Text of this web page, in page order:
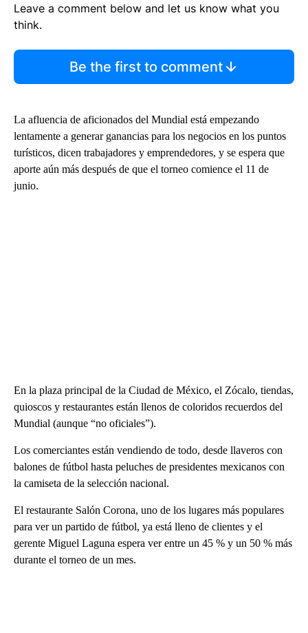
Leave a comment below and let us know what you
think.
Be the first to comment
La afluencia de aficionados del Mundial está empezando
lentamente a generar ganancias para los negocios en los puntos
turísticos, dicen trabajadores y emprendedores, y se espera que
aporte aún más después de que el torneo comience el 11 de
junio.
En la plaza principal de la Ciudad de México, el Zócalo, tiendas,
quioscos y restaurantes están llenos de coloridos recuerdos del
Mundial (aunque “no oficiales”).
Los comerciantes están vendiendo de todo, desde llaveros con
balones de fútbol hasta peluches de presidentes mexicanos con
la camiseta de la selección nacional.
El restaurante Salón Corona, uno de los lugares más populares
para ver un partido de fútbol, ya está lleno de clientes y el
gerente Miguel Laguna espera ver entre un 45 % y un 50 % más
durante el torneo de un mes.